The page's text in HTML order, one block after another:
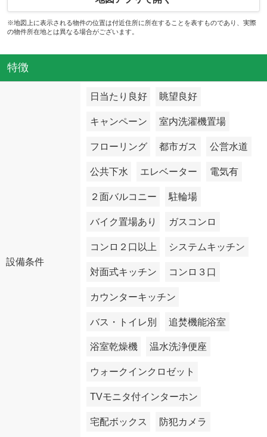
※地図上に表示される物件の位置は付近住所に所在することを表すものであり、実際
の物件所在地とは異なる場合がございます。
特徴
設備条件
日当たり良好 眺望良好
キャンペーン 室内洗濯機置場
フローリング 都市ガス 公営水道
公共下水 エレベーター 電気有
２面バルコニー 駐輪場
バイク置場あり ガスコンロ
コンロ２口以上 システムキッチン
対面式キッチン コンロ３口
カウンターキッチン
バス・トイレ別 追焚機能浴室
浴室乾燥機 温水洗浄便座
ウォークインクロゼット
TVモニタ付インターホン
宅配ボックス 防犯カメラ